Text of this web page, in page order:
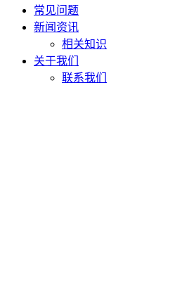
常见问题
新闻资讯
相关知识
关于我们
联系我们